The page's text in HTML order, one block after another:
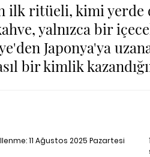
ilk ritüeli, kimi
yalnızca bir
Japonya'ya
bir kimlik
11 Ağustos 2025 Pazartesi